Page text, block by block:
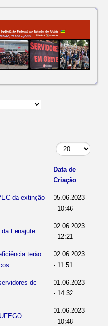
Data de
Criação
da extinção
05.06.2023
- 10:46
Fenajufe
02.06.2023
- 12:21
terão
02.06.2023
- 11:51
do
01.06.2023
- 14:32
01.06.2023
- 10:48